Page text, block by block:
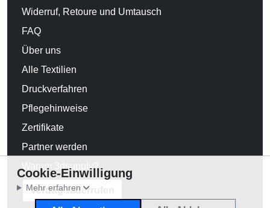
Widerruf, Retoure und Umtausch
FAQ
Über uns
Alle Textilien
Druckverfahren
Pflegehinweise
Zertifikate
Partner werden
Warum 3dsupply?
Vertrag widerrufen
Cookie-Einwilligung
Mehr erfahren